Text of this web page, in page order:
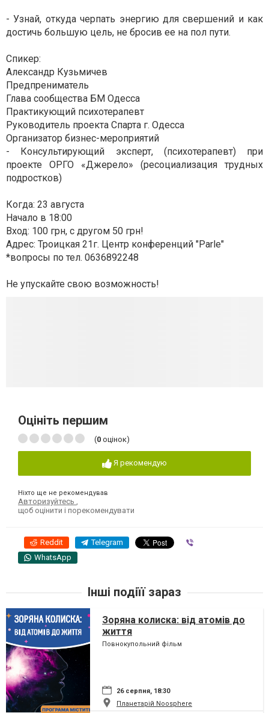
- Узнай, откуда черпать энергию для свершений и как
достичь большую цель, не бросив ее на пол пути.
Спикер:
Александр Кузьмичев
Предпрениматель
Глава сообщества БМ Одесса
Практикующий психотерапевт
Руководитель проекта Спарта г. Одесса
Организатор бизнес-мероприятий
- Консультирующий эксперт, (психотерапевт) при
проекте ОРГО «Джерело» (ресоциализация трудных
подростков)
Когда: 23 августа
Начало в 18:00
Вход: 100 грн, с другом 50 грн!
Адрес: Троицкая 21г. Центр конференций "Parle"
*вопросы по тел. 0636892248
Не упускайте свою возможность!
Оцініть першим
(0 оцінок)
Я рекомендую
Ніхто ще не рекомендував
Авторизуйтесь
щоб оцінити і порекомендувати
Reddit Telegram
WhatsApp
Інші подіїї зараз
Зоряна колиска: від атомів до
життя
Повнокупольний фільм
26 серпня, 18:30
Планетарій Noosphere